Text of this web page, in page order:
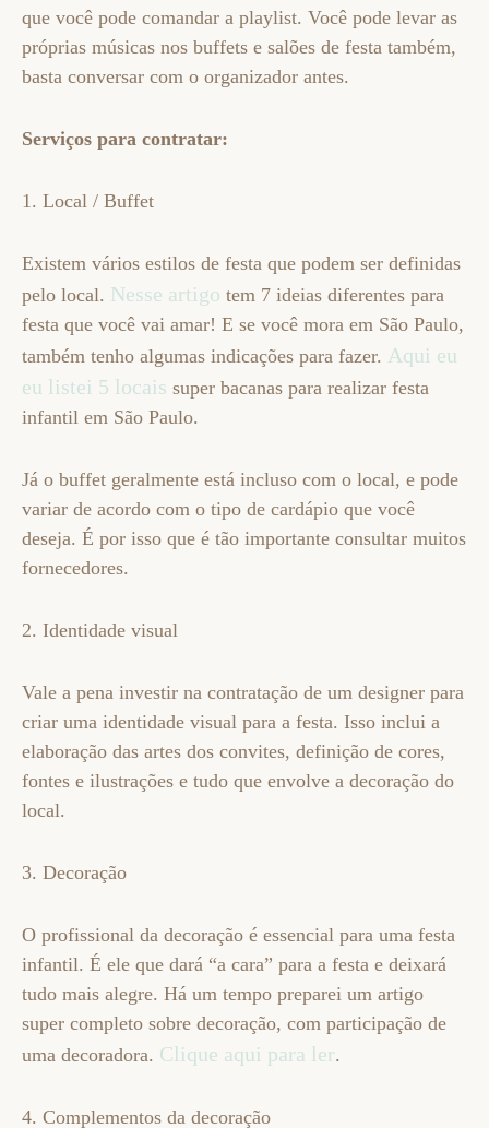
que você pode comandar a playlist. Você pode levar as
próprias músicas nos buffets e salões de festa também,
basta conversar com o organizador antes.
Serviços para contratar:
1. Local / Buffet
Existem vários estilos de festa que podem ser definidas
pelo local. Nesse artigo tem 7 ideias diferentes para
festa que você vai amar! E se você mora em São Paulo,
também tenho algumas indicações para fazer. Aqui eu
eu listei 5 locais super bacanas para realizar festa
infantil em São Paulo.
Já o buffet geralmente está incluso com o local, e pode
variar de acordo com o tipo de cardápio que você
deseja. É por isso que é tão importante consultar muitos
fornecedores.
2. Identidade visual
Vale a pena investir na contratação de um designer para
criar uma identidade visual para a festa. Isso inclui a
elaboração das artes dos convites, definição de cores,
fontes e ilustrações e tudo que envolve a decoração do
local.
3. Decoração
O profissional da decoração é essencial para uma festa
infantil. É ele que dará “a cara” para a festa e deixará
tudo mais alegre. Há um tempo preparei um artigo
super completo sobre decoração, com participação de
uma decoradora. Clique aqui para ler.
4. Complementos da decoração